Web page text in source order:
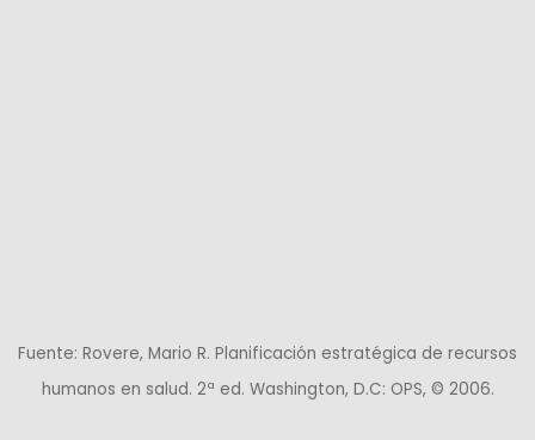
Fuente: Rovere, Mario R. Planificación estratégica de recursos
humanos en salud. 2ª ed. Washington, D.C: OPS, © 2006.